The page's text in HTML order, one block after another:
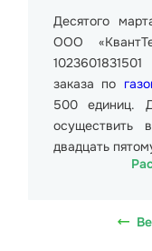
Десятого
ООО
заказа по
500 единиц.
осуществить
двадцать
330мм. Общий